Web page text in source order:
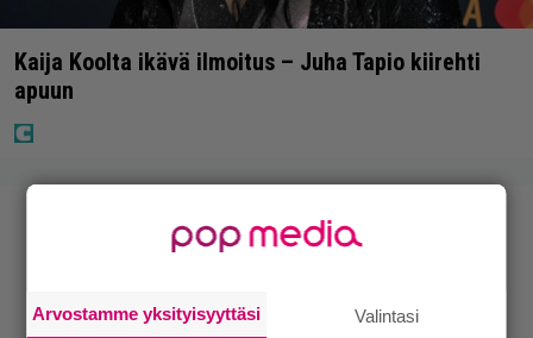
Kaija Koolta ikävä ilmoitus – Juha Tapio kiirehti
apuun
Arvostamme yksityisyyttäsi Valintasi